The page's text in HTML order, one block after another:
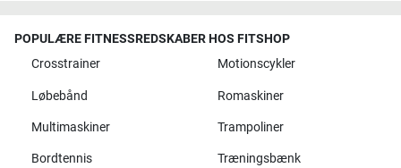
POPULÆRE FITNESSREDSKABER HOS FITSHOP
Crosstrainer
Motionscykler
Løbebånd Romaskiner
Multimaskiner Trampoliner
Bordtennis Træningsbænk